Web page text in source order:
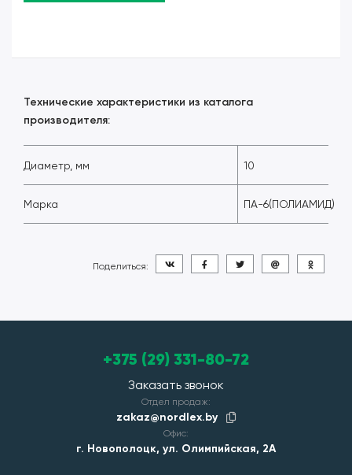
Технические характеристики из каталога
производителя:
Диаметр, мм 10
Марка ПА-6(ПОЛИАМИД)
Поделиться:
+375 (29) 331-80-72
Заказать звонок
Отдел продаж:
zakaz@nordlex.by
Офис:
г. Новополоцк, ул. Олимпийская, 2А